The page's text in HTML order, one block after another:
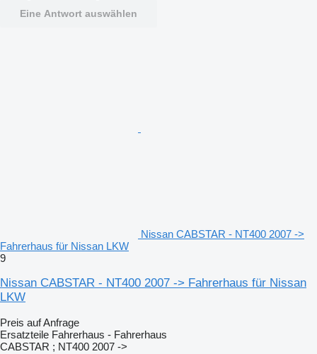
Eine Antwort auswählen
Nissan CABSTAR - NT400 2007 ->
Fahrerhaus für Nissan LKW
9
Nissan CABSTAR - NT400 2007 -> Fahrerhaus für Nissan
LKW
Preis auf Anfrage
Ersatzteile Fahrerhaus - Fahrerhaus
CABSTAR ; NT400 2007 ->